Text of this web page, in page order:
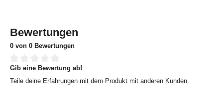
Bewertungen
0 von 0 Bewertungen
Durchschnittliche Bewertung von 0 von 5 Sternen
Gib eine Bewertung ab!
Teile deine Erfahrungen mit dem Produkt mit anderen Kunden.